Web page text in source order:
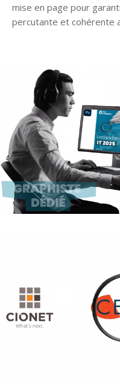
mise en page pour
percutante et cohérente